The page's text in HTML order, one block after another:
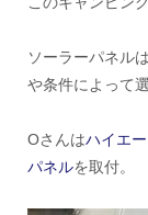
ソーラーパネル
や条件によって
Oさんはハイエ
パネルを取付。